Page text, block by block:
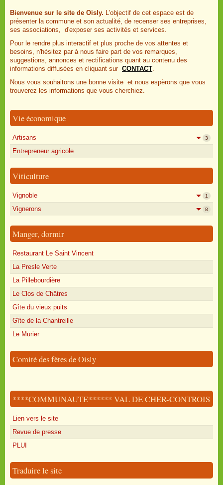
Bienvenue sur le site de Oisly. L'objectif de cet espace est de
présenter la commune et son actualité, de recenser ses entreprises,
ses associations, d'exposer ses activités et services.
Pour le rendre plus interactif et plus proche de vos attentes et
besoins, n'hésitez par à nous faire part de vos remarques,
suggestions, annonces et rectifications quant au contenu des
informations diffusées en cliquant sur CONTACT.
Nous vous souhaitons une bonne visite et nous espèrons que vous
trouverez les informations que vous cherchiez.
Vie économique
Artisans 3
Entrepreneur agricole
Viticulture
Vignoble 1
Vignerons 8
Manger, dormir
Restaurant Le Saint Vincent
La Presle Verte
La Pillebourdière
Le Clos de Châtres
Gîte du vieux puits
Gîte de la Chantreille
Le Murier
Comité des fêtes de Oisly
****COMMUNAUTE****** VAL DE CHER-CONTROIS
Lien vers le site
Revue de presse
PLUI
Traduire le site